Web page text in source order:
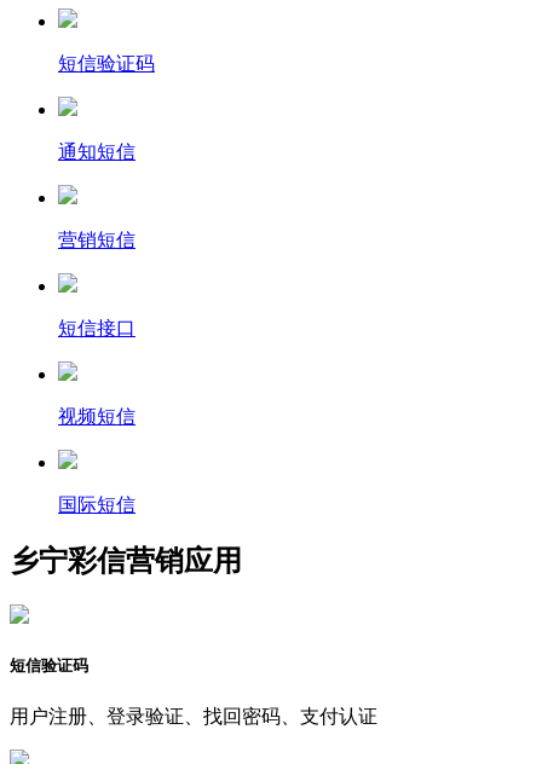
短信验证码
通知短信
营销短信
短信接口
视频短信
国际短信
乡宁彩信营销应用
短信验证码
用户注册、登录验证、找回密码、支付认证